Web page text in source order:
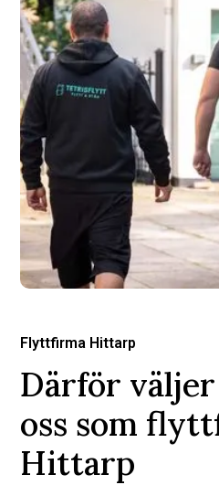
Flyttfirma Hittarp
Därför
oss som
Hittarp